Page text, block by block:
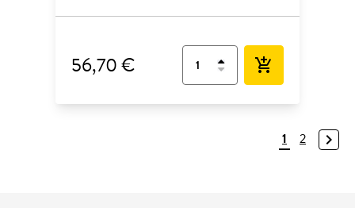
56,70 € add_shopping_cart
1 2 navigate_next